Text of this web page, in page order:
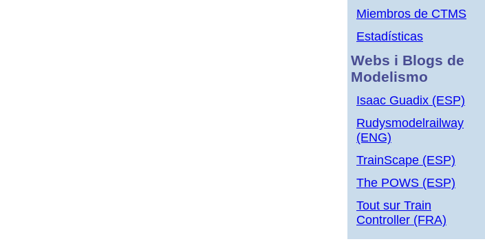
Miembros de CTMS
Estadísticas
Webs i Blogs de
Modelismo
Isaac Guadix (ESP)
Rudysmodelrailway
(ENG)
TrainScape (ESP)
The POWS (ESP)
Tout sur Train
Controller (FRA)